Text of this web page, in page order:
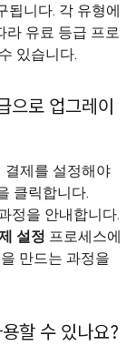
됩니다. 각 유형에
라 유료 등급 프로
있습니다.
으로 업그레이
결제를 설정해야
클릭합니다.
정을 안내합니다.
설정 프로세스에
만드는 과정을
할 수 있나요?